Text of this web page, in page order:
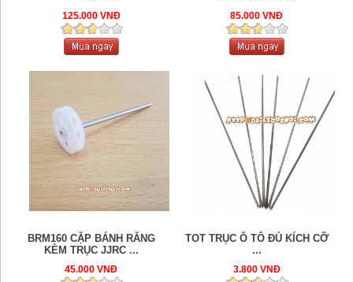
125.000 VNĐ 85.000 VNĐ
BRM160 CẶP BÁNH RĂNG
KÈM TRỤC JJRC ...
45.000 VNĐ
TOT TRỤC Ô TÔ ĐỦ KÍCH CỠ
...
3.800 VNĐ